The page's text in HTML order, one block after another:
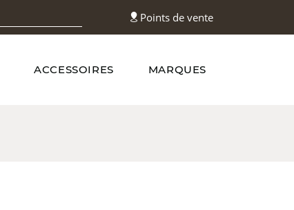
Points de vente
ACCESSOIRES MARQUES